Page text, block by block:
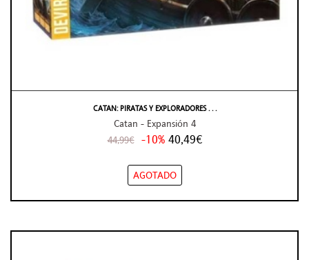
CATAN: PIRATAS Y EXPLORADORES . . .
Catan - Expansión 4
44,99€ -10% 40,49€
AGOTADO